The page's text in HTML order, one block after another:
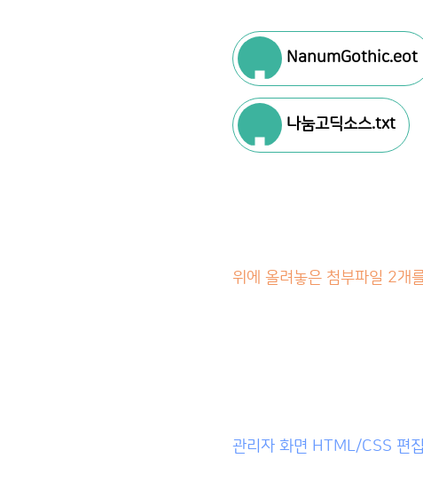
NanumGothic.eot
나눔고딕소스.txt
위에 올려놓은 첨부파일 2개
관리자 화면 HTML/CSS 편